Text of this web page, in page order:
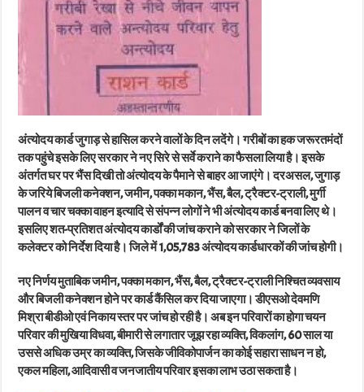
अंत्योदय कार्ड जुगाड़ से हासिल करने वालों के दिन लदेंगे। गरीबों का हक जरूरतमंदों
तक पहुंचे इसके लिए सरकार ने नए सिरे से सर्वे कराने का फैसला लिया है। इसके
अंतर्गत घर पर भैंस दिखी तो अंत्योदय के पैमाने से बाहर आ जाएंगे। दरअसल, जुगाड़
के जरिये बिजली कनेक्शन, जमीन, पक्का मकान, भैंस, बैल, ट्रैक्टर-ट्राली, मुर्गी
पालन व चार चक्का वाहन इत्यादि से संपन्न लोगों ने भी अंत्योदय कार्ड बनवा लिए थे।
इसलिए शत-प्रतिशत अंत्योदय कार्डों की जांच कराने को सरकार ने जिलों के
कलेक्टर को निर्देश दिया है। जिले में 1,05,783 अंत्योदय कार्डधारकों की जांच होगी।
नए निर्णय मुताबिक जमीन, पक्का मकान, भैंस, बैल, ट्रैक्टर-ट्राली निश्चित व्यवसाय
और बिजली कनेक्शन होने पर कार्ड कैंसिल कर दिया जाएगा। डीएसओ देवमणि
मिश्रा बीडीओ एवं निकाय स्तर पर जांच हो रही है। अब इन परिवारों का होगा चयन
परिवार की मुखिया विधवा, बीमारी से लगातार जूझ रहा व्यक्ति, विकलांग, 60 साल या
उससे अधिक उम्र का व्यक्ति, जिसके जीविकोपार्जन का कोई सहारा साधन न हो,
एकल महिला, आदिवासी व जनजातीय परिवार इसका लाभ उठा सकता है।